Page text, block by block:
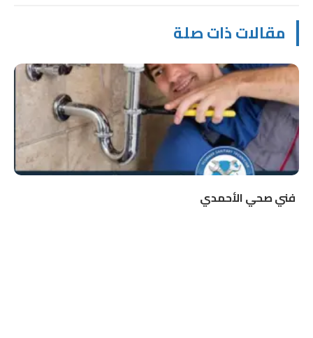
مقالات ذات صلة
فني صحي الأحمدي